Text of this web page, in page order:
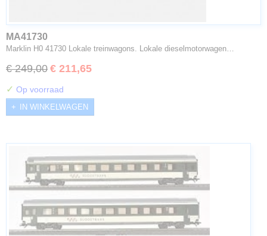
MA41730
Marklin H0 41730 Lokale treinwagons. Lokale dieselmotorwagen…
€ 249,00 € 211,65
✓ Op voorraad
IN WINKELWAGEN